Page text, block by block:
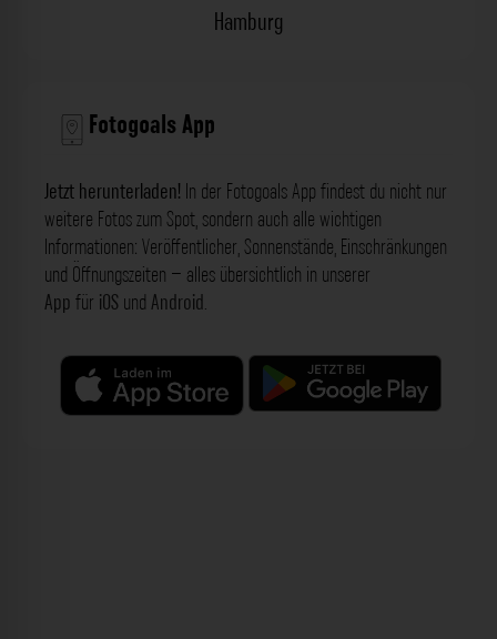
Hamburg
Fotogoals App
Jetzt herunterladen! In der Fotogoals App findest du nicht nur
weitere Fotos zum Spot, sondern auch alle wichtigen
Informationen: Veröffentlicher, Sonnenstände, Einschränkungen
und Öffnungszeiten – alles übersichtlich in unserer
App für iOS und Android.